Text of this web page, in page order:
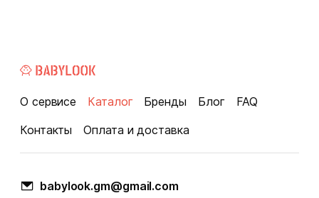
О сервисе Каталог Бренды Блог
FAQ
Контакты
Оплата и доставка
babylook.gm@gmail.com